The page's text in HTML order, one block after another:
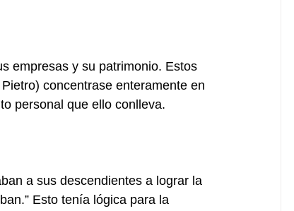
empresas y su patrimonio. Estos
concentrase enteramente en
personal que ello conlleva.
a sus descendientes a lograr la
Esto tenía lógica para la